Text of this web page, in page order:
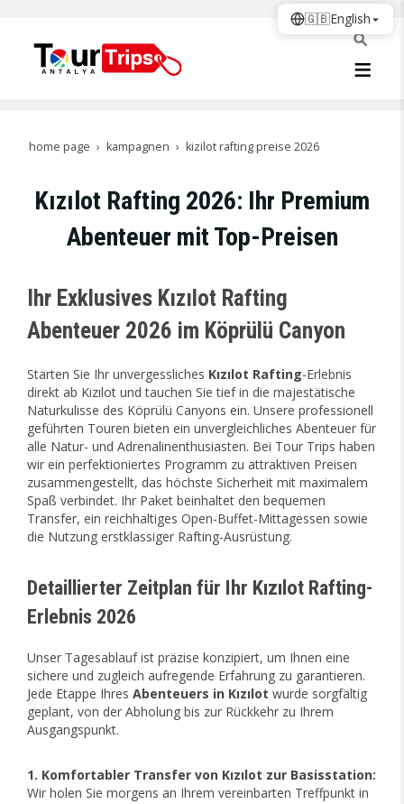
home page kampagnen kizilot rafting preise 2026
Kızılot Rafting 2026: Ihr Premium
Abenteuer mit Top-Preisen
Ihr Exklusives Kızılot Rafting
Abenteuer 2026 im Köprülü Canyon
Starten Sie Ihr unvergessliches Kızılot Rafting-Erlebnis
direkt ab Kızılot und tauchen Sie tief in die majestätische
Naturkulisse des Köprülü Canyons ein. Unsere professionell
geführten Touren bieten ein unvergleichliches Abenteuer für
alle Natur- und Adrenalinenthusiasten. Bei Tour Trips haben
wir ein perfektioniertes Programm zu attraktiven Preisen
zusammengestellt, das höchste Sicherheit mit maximalem
Spaß verbindet. Ihr Paket beinhaltet den bequemen
Transfer, ein reichhaltiges Open-Buffet-Mittagessen sowie
die Nutzung erstklassiger Rafting-Ausrüstung.
Detaillierter Zeitplan für Ihr Kızılot Rafting-
Erlebnis 2026
Unser Tagesablauf ist präzise konzipiert, um Ihnen eine
sichere und zugleich aufregende Erfahrung zu garantieren.
Jede Etappe Ihres Abenteuers in Kızılot wurde sorgfältig
geplant, von der Abholung bis zur Rückkehr zu Ihrem
Ausgangspunkt.
1. Komfortabler Transfer von Kızılot zur Basisstation:
Wir holen Sie morgens an Ihrem vereinbarten Treffpunkt in
🇬🇧English